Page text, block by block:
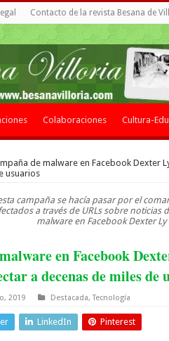
Contacto de la revista Besana de
Colaboraciones Cultura-
de malware en Facebook Dexter
usuarios
campaña se hacía pasar por el
a través de URLs sobre noticias
malware en Facebook Dexter Ly
en Facebook
a decenas de miles de
2019 Destacada,Tecnología
LinkedIn Pinterest